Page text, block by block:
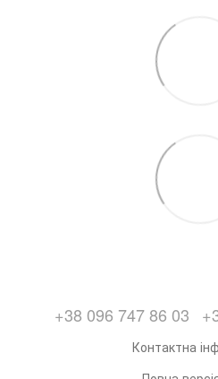
+38 096 747 86 03
Контактна